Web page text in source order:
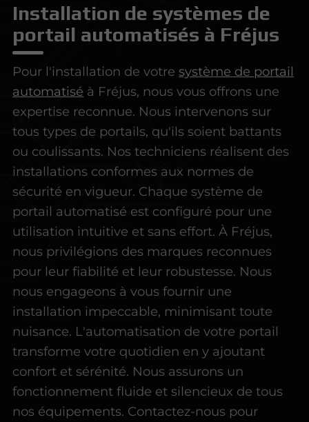
Installation de systèmes de
portail automatisés à Fréjus
Pour l'installation de votresystème de portail
automatisé à Fréjus, nous vous offrons une
expertise reconnue. Nous intervenons sur
tous types de portails, qu'ils soient battants
ou coulissants. Nos techniciens réalisent des
installations conformes aux normes de
sécurité en vigueur. Chaque système de
portail automatisé est configuré pour une
utilisation intuitive et sans effort. À Fréjus,
nous privilégions des marques reconnues
pour leur fiabilité et leur robustesse. Nous
nous engageons à vous fournir une
installation impeccable, minimisant toute
nuisance. L'automatisation de votre portail
transforme votre quotidien en y ajoutant
confort et sérénité. Nous assurons un
fonctionnement fluide et silencieux de tous
nos équipements. Contactez-nous pour